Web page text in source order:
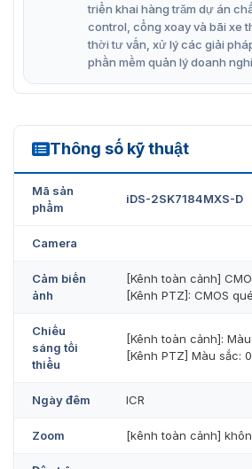
iDS-2SK7184MXS-D được tích
Điểm độc đáo của model này là sự
giữa camera toàn cảnh (panoramic)
(quay quét) trong cùng một thiết bị.
nhìn rộng, bao quát toàn bộ khu
camera PTZ đảm nhận việc
tiết và ghi lại bằng chứng rõ nét.
chỉ cần một thiết bị duy nhất,
triển khai hàng trăm dự án
control, cổng xoay và bãi xe
thời tư vấn, xử lý các giải
phần mềm quản lý doanh
Thông số kỹ thuật
iDS-2SK7184MXS-D
Mã sản
phẩm
iDS-2SK7184MXS-D
Camera
Cảm biến
ảnh
[Kênh toàn cảnh]
[Kênh PTZ]: CMOS
Chiếu
sáng tối
thiểu
[Kênh toàn cảnh]:
[Kênh PTZ] Màu sắc:
Ngày đêm ICR
Zoom [kênh toàn cảnh]